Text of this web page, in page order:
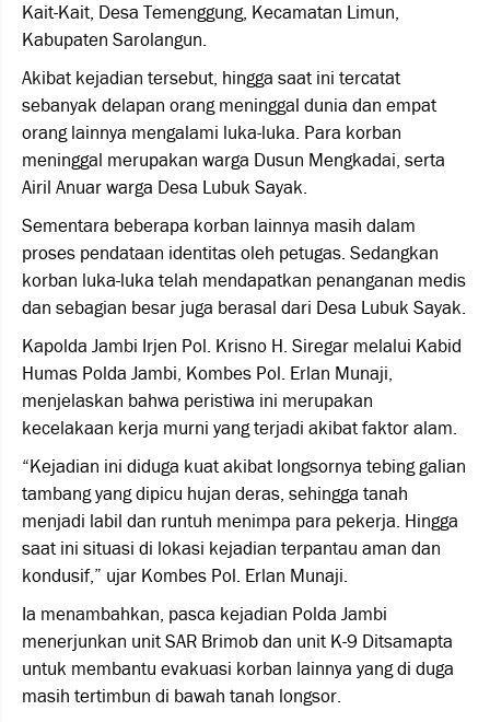
Kait-Kait, Desa Temenggung, Kecamatan Limun,
Kabupaten Sarolangun.
Akibat kejadian tersebut, hingga saat ini tercatat
sebanyak delapan orang meninggal dunia dan empat
orang lainnya mengalami luka-luka. Para korban
meninggal merupakan warga Dusun Mengkadai, serta
Airil Anuar warga Desa Lubuk Sayak.
Sementara beberapa korban lainnya masih dalam
proses pendataan identitas oleh petugas. Sedangkan
korban luka-luka telah mendapatkan penanganan medis
dan sebagian besar juga berasal dari Desa Lubuk Sayak.
Kapolda Jambi Irjen Pol. Krisno H. Siregar melalui Kabid
Humas Polda Jambi, Kombes Pol. Erlan Munaji,
menjelaskan bahwa peristiwa ini merupakan
kecelakaan kerja murni yang terjadi akibat faktor alam.
“Kejadian ini diduga kuat akibat longsornya tebing galian
tambang yang dipicu hujan deras, sehingga tanah
menjadi labil dan runtuh menimpa para pekerja. Hingga
saat ini situasi di lokasi kejadian terpantau aman dan
kondusif,” ujar Kombes Pol. Erlan Munaji.
Ia menambahkan, pasca kejadian Polda Jambi
menerjunkan unit SAR Brimob dan unit K-9 Ditsamapta
untuk membantu evakuasi korban lainnya yang di duga
masih tertimbun di bawah tanah longsor.